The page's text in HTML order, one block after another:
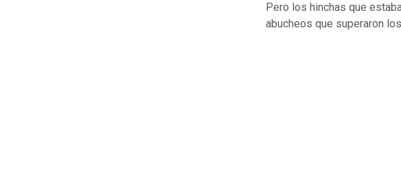
Pero los hinchas que
abucheos que superaron